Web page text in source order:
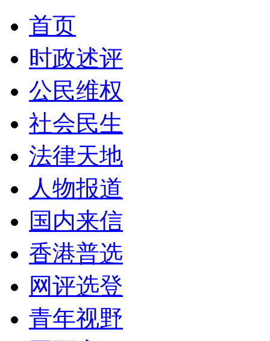
首页
时政述评
公民维权
社会民生
法律天地
人物报道
国内来信
香港普选
网评选登
青年视野